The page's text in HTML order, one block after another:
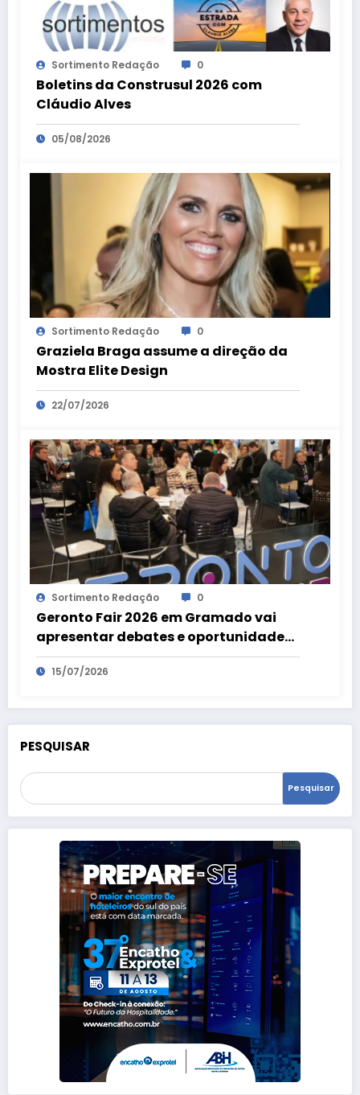
Sortimento Redação 0
Boletins da Construsul 2026 com
Cláudio Alves
05/08/2026
Sortimento Redação 0
Graziela Braga assume a direção da
Mostra Elite Design
22/07/2026
Sortimento Redação 0
Geronto Fair 2026 em Gramado vai
apresentar debates e oportunidades
relacionados a ‘Economia da
Longevidade’
15/07/2026
PESQUISAR
Pesquisar